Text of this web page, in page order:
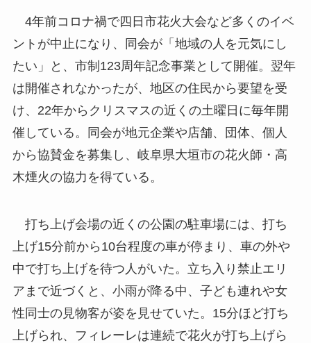
4年前コロナ禍で四日市花火大会など多くのイベ
ントが中止になり、同会が「地域の人を元気にし
たい」と、市制123周年記念事業として開催。翌年
は開催されなかったが、地区の住民から要望を受
け、22年からクリスマスの近くの土曜日に毎年開
催している。同会が地元企業や店舗、団体、個人
から協賛金を募集し、岐阜県大垣市の花火師・高
木煙火の協力を得ている。
打ち上げ会場の近くの公園の駐車場には、打ち
上げ15分前から10台程度の車が停まり、車の外や
中で打ち上げを待つ人がいた。立ち入り禁止エリ
アまで近づくと、小雨が降る中、子ども連れや女
性同士の見物客が姿を見せていた。15分ほど打ち
上げられ、フィレーレは連続で花火が打ち上げら